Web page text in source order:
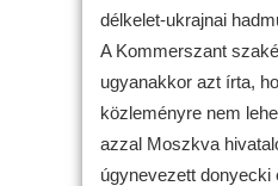
délkelet-ukrajnai
A Kommerszant
ugyanakkor azt írta,
közleményre nem
azzal Moszkva
úgynevezett donyecki